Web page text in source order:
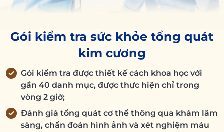
Gói kiểm tra sức khỏe tổng quát
kim cương
Gói kiểm tra được thiết kế cách khoa học với
gần 40 danh mục, được thực hiện chỉ trong
vòng 2 giờ;
Đánh giá tổng quát cơ thể thông qua khám lâm
sàng, chẩn đoán hình ảnh và xét nghiệm máu